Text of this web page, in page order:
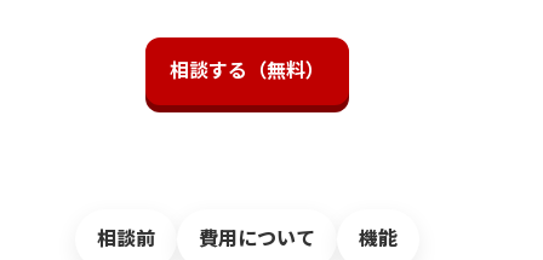
相談する（無料）
相談前 費用について 機能